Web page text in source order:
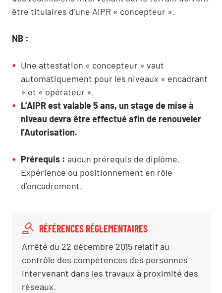
être titulaires d’une AIPR « concepteur ».
NB :
Une attestation « concepteur » vaut
automatiquement pour les niveaux « encadrant
» et « opérateur ».
L’AIPR est valable 5 ans, un stage de mise à
niveau devra être effectué afin de renouveler
l’Autorisation.
Prérequis : aucun prérequis de diplôme.
Expérience ou positionnement en rôle
d’encadrement.
RÉFÉRENCES RÉGLEMENTAIRES
Arrêté du 22 décembre 2015 relatif au
contrôle des compétences des personnes
intervenant dans les travaux à proximité des
réseaux.